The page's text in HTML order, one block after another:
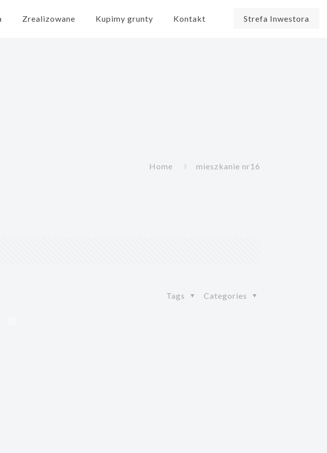
Zrealizowane Kupimy grunty Kontakt Strefa Inwestora
Home mieszkanie nr16
Categories
Tags